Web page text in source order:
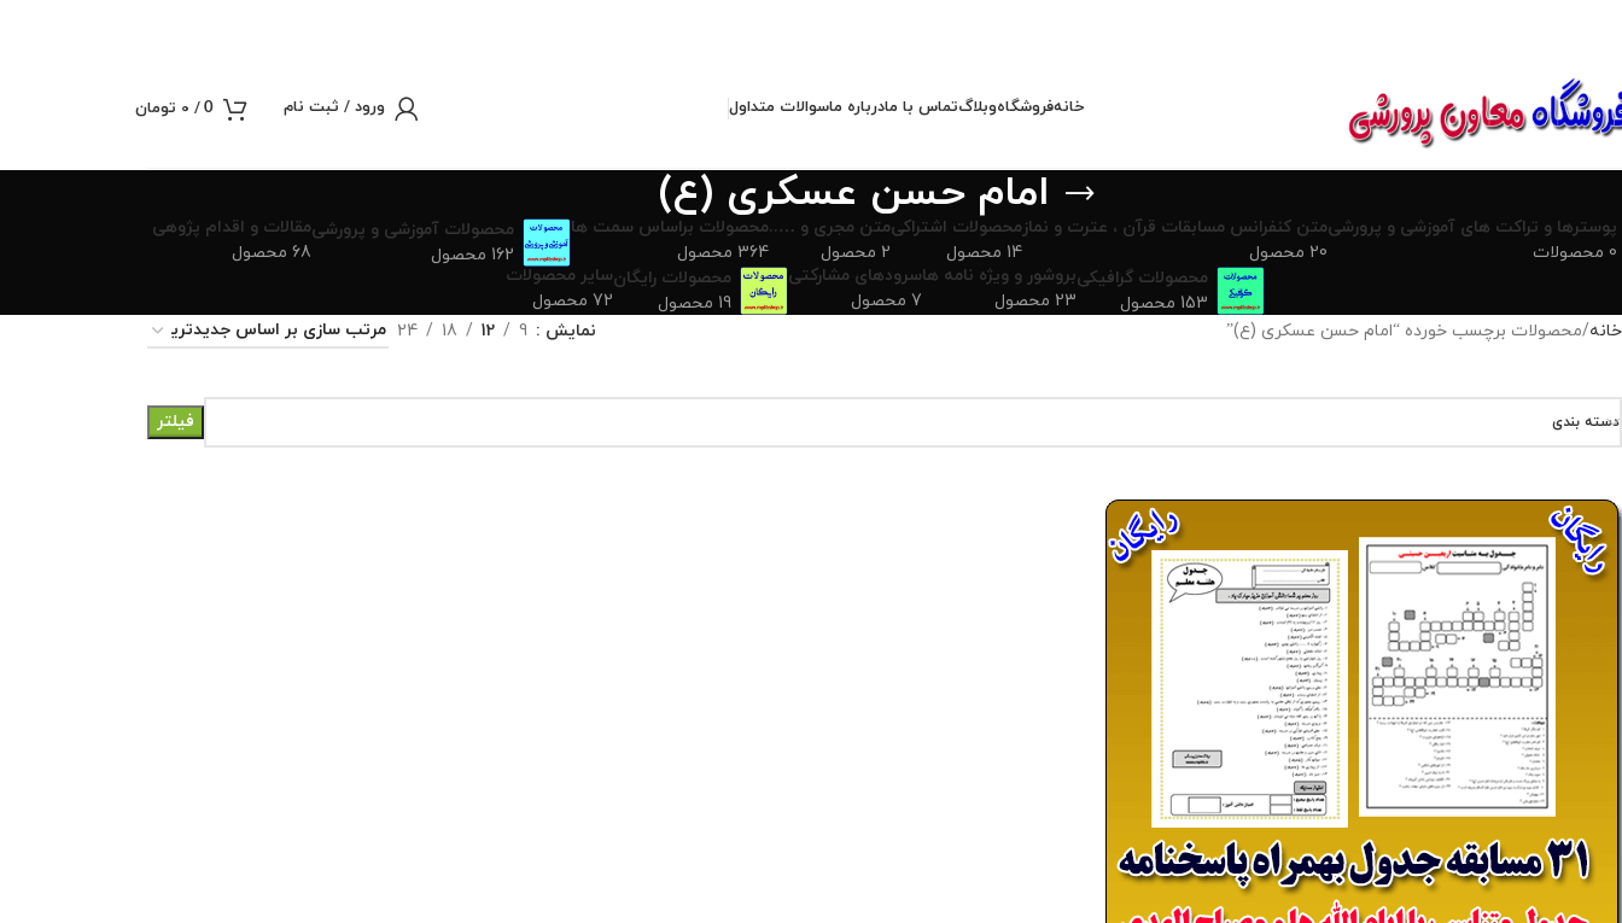
خانهفروشگاهوبلاگتماس با مادرباره ماسوالات متداول ورود / ثبت نام 0
/
0 تومان
امام حسن عسکری (ع)
پوسترها و تراکت های آموزشی و پرورشی
0 محصولات
متن کنفرانس مسابقات قرآن ، عترت و نماز
20 محصول
محصولات اشتراکی
14 محصول
متن مجری و …..
2 محصول
محصولات براساس سمت ها
364 محصول
محصولات آموزشی و پرورشی
162 محصول
مقالات و اقدام پژوهی
68 محصول
محصولات گرافیکی
153 محصول
بروشور و ویژه نامه ها
23 محصول
سرودهای مشارکتی
7 محصول
محصولات رایگان
19 محصول
سایر محصولات
72 محصول
خانه محصولات برچسب خورده “امام حسن عسکری (ع)” نمایش 9
12
18
24
دسته بندی فیلتر